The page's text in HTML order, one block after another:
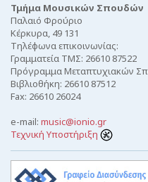
Τμήμα Μουσικών Σπουδών
Παλαιό Φρούριο
Κέρκυρα, 49 131
Τηλέφωνα επικοινωνίας:
Γραμματεία ΤΜΣ: 26610 87522
Πρόγραμμα Μεταπτυχιακών
Βιβλιοθήκη: 26610 87512
Fax: 26610 26024
e-mail: music@ionio.gr
Τεχνική Υποστήριξη